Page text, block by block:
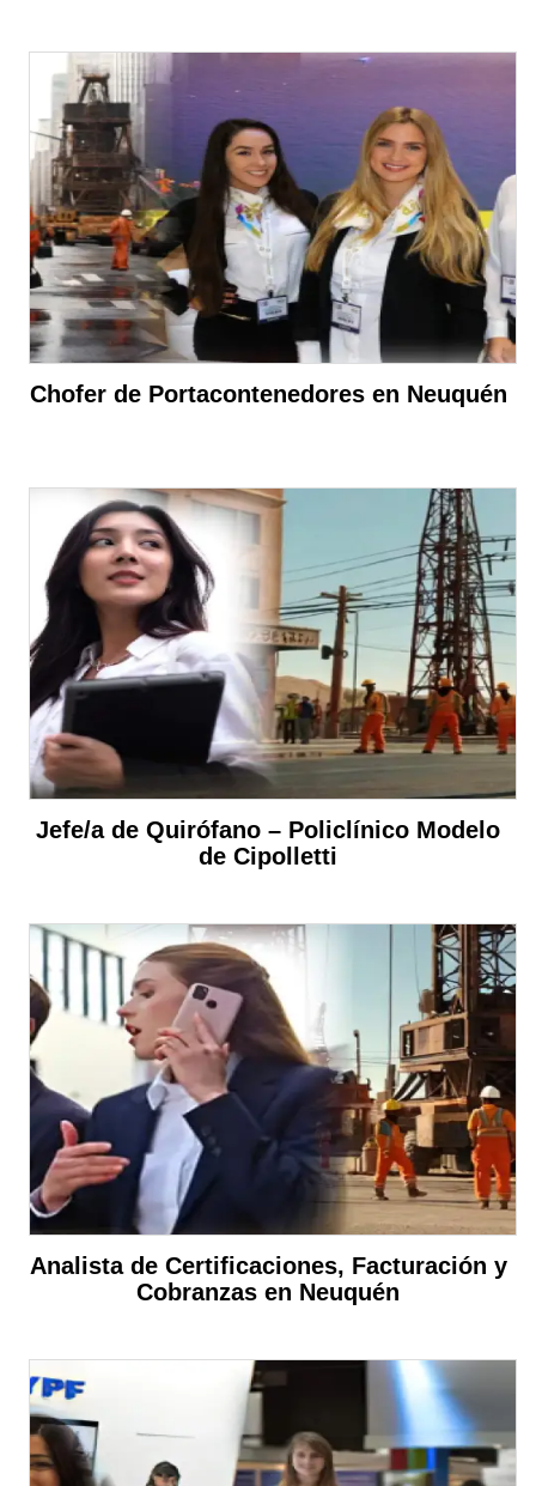
Chofer de Portacontenedores en Neuquén
Jefe/a de Quirófano – Policlínico Modelo
de Cipolletti
Analista de Certificaciones, Facturación y
Cobranzas en Neuquén